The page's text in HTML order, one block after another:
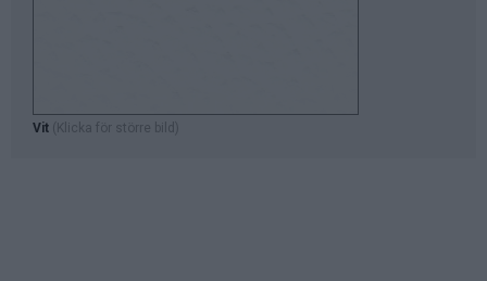
Vit (Klicka för större bild)